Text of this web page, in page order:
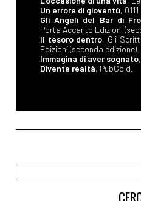
Un errore di gioventù,
Gli Angeli del Bar di
Porta Accanto Edizioni
Il tesoro dentro, Gli
Edizioni (seconda edizione).
Immagina di aver sognato
Diventa realtà, PubGold.